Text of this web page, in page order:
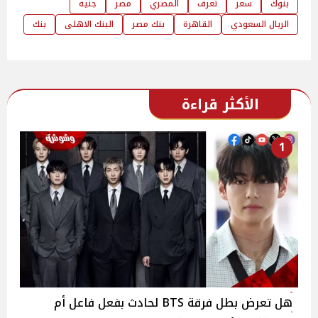
بنوك سعر تعرف المصري مصر
جنيه
الريال السعودي
القاهرة بنك مصر البنك الاهلى بنك
الأكثر قراءة
1
هل تعرض بطل فرقة BTS لحادث بفعل فاعل أم